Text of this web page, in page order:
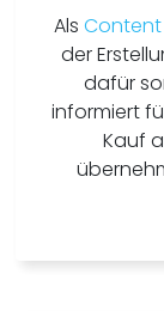
Als Content
der
dafür
informiert
Kauf